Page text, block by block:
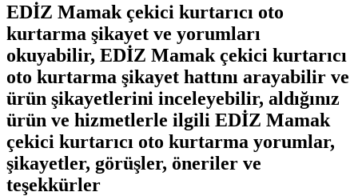
EDİZ Mamak çekici kurtarıcı oto
kurtarma şikayet ve yorumları
okuyabilir, EDİZ Mamak çekici kurtarıcı
oto kurtarma şikayet hattını arayabilir ve
ürün şikayetlerini inceleyebilir, aldığınız
ürün ve hizmetlerle ilgili EDİZ Mamak
çekici kurtarıcı oto kurtarma yorumlar,
şikayetler, görüşler, öneriler ve
teşekkürler